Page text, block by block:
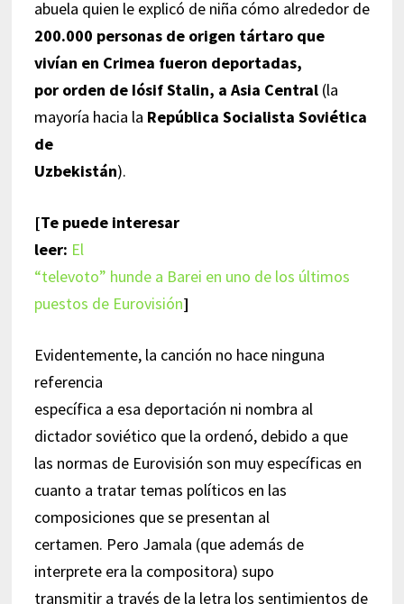
abuela quien le explicó de niña cómo alrededor de
200.000 personas de origen tártaro que
vivían en Crimea fueron deportadas,
por orden de Iósif Stalin, a Asia Central(la
mayoría hacia la República Socialista Soviética
de
Uzbekistán).
[Te puede interesar
leer: El
“televoto” hunde a Barei en uno de los últimos
puestos de Eurovisión]
Evidentemente, la canción no hace ninguna
referencia
específica a esa deportación ni nombra al
dictador soviético que la ordenó, debido a que
las normas de Eurovisión son muy específicas en
cuanto a tratar temas políticos en las
composiciones que se presentan al
certamen. Pero Jamala (que además de
interprete era la compositora) supo
transmitir a través de la letra los sentimientos de